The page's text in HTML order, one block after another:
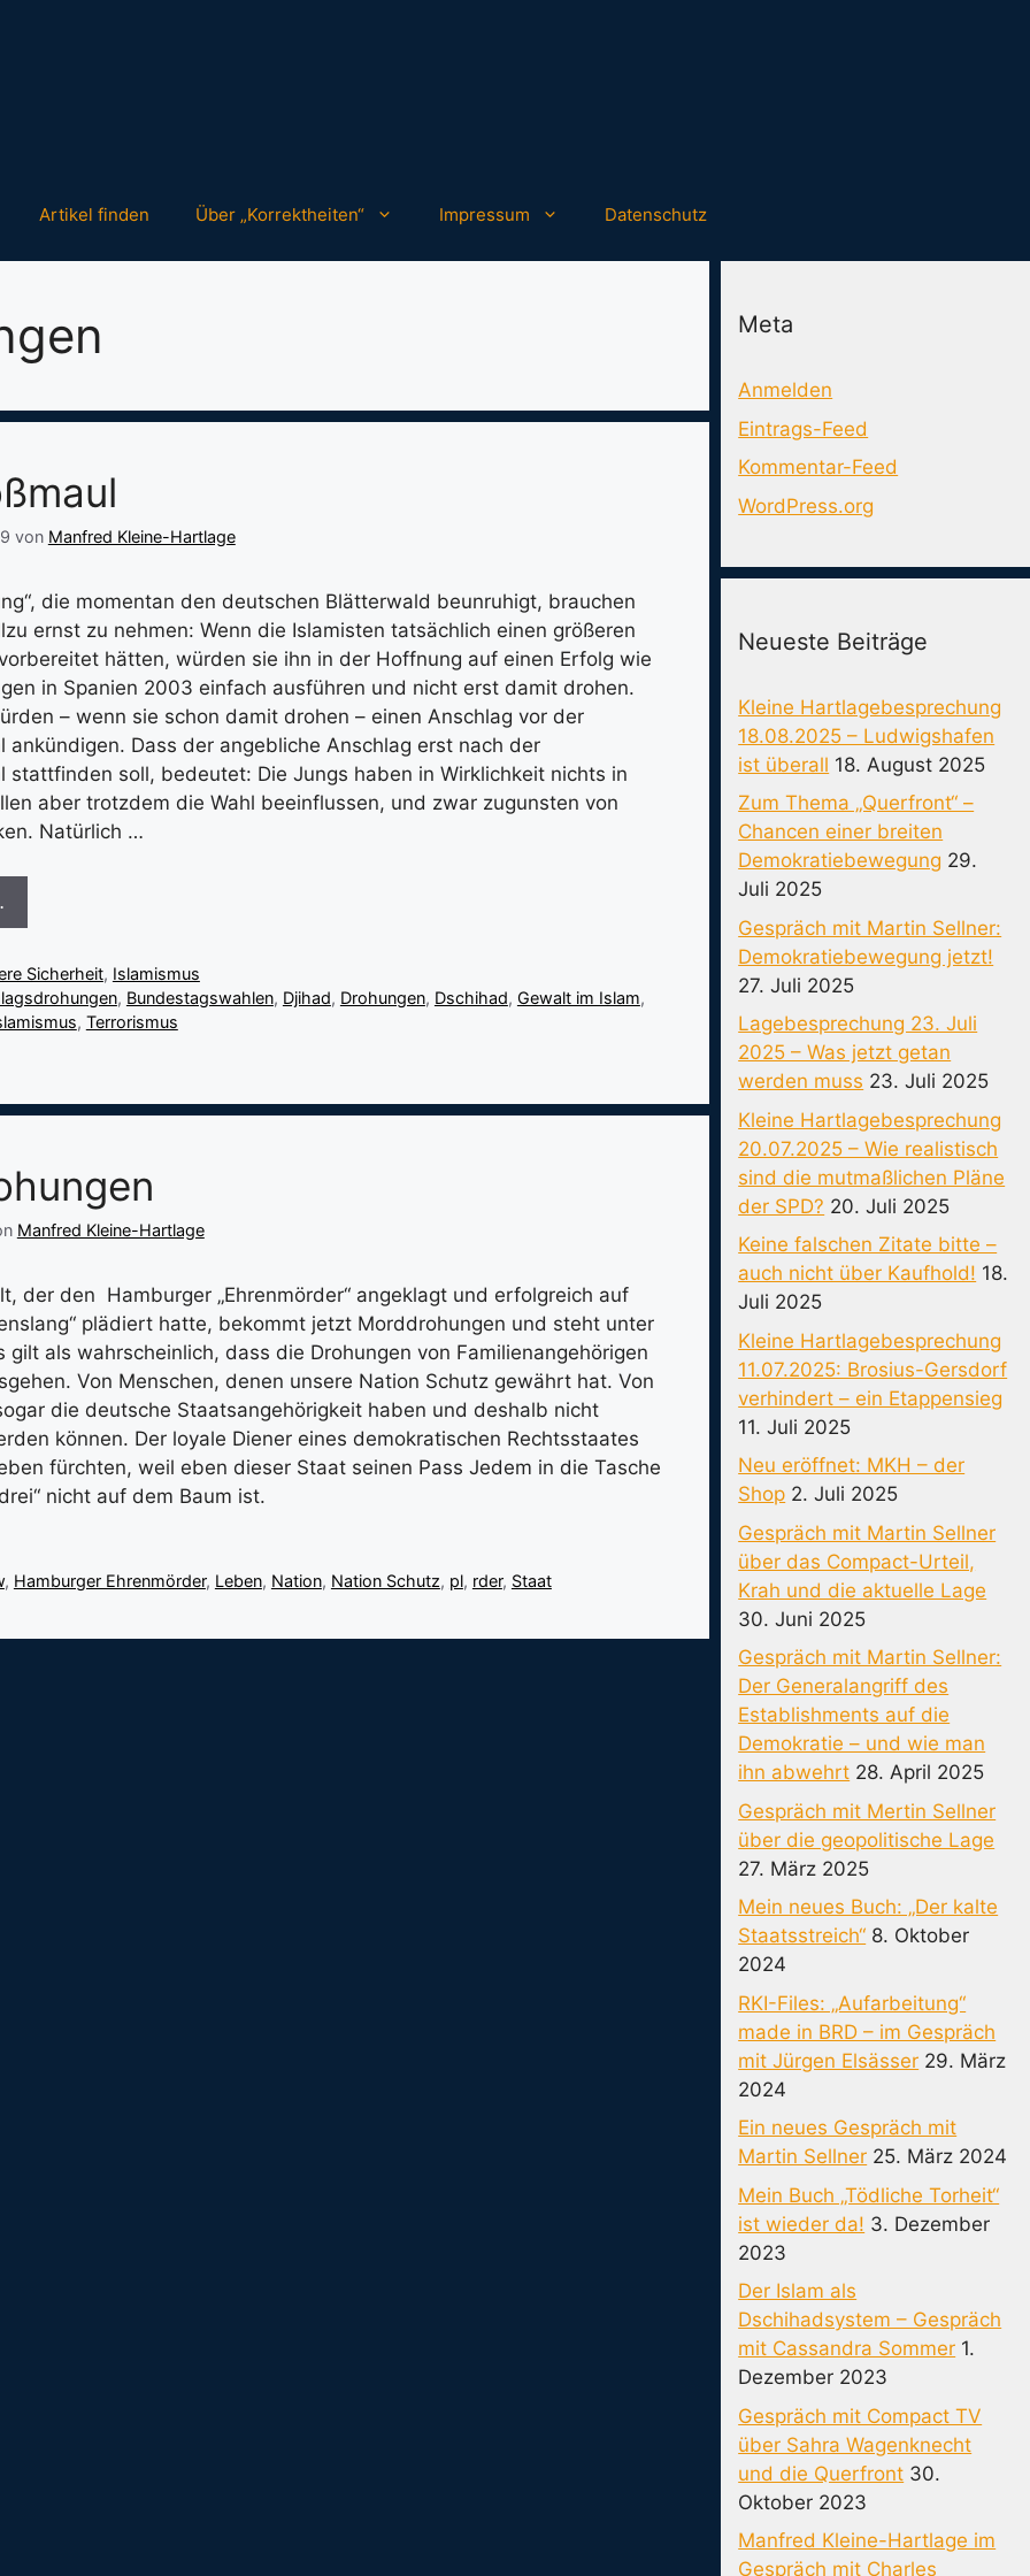
Artikel finden Über „Korrektheiten“ Impressum Datenschutz
von Manfred Kleine-Hartlage
die momentan den deutschen Blätterwald beunruhigt, brauchen
ernst zu nehmen: Wenn die Islamisten tatsächlich einen größeren
hätten, würden sie ihn in der Hoffnung auf einen Erfolg wie
in Spanien 2003 einfach ausführen und nicht erst damit drohen.
– wenn sie schon damit drohen – einen Anschlag vor der
ankündigen. Dass der angebliche Anschlag erst nach der
stattfinden soll, bedeutet: Die Jungs haben in Wirklichkeit nichts in
aber trotzdem die Wahl beeinflussen, und zwar zugunsten von
Natürlich …
Sicherheit, Islamismus
, Bundestagswahlen, Djihad, Drohungen, Dschihad, Gewalt im Islam,
, Terrorismus
Manfred Kleine-Hartlage
der den Hamburger „Ehrenmörder“ angeklagt und erfolgreich auf
plädiert hatte, bekommt jetzt Morddrohungen und steht unter
gilt als wahrscheinlich, dass die Drohungen von Familienangehörigen
Von Menschen, denen unsere Nation Schutz gewährt hat. Von
die deutsche Staatsangehörigkeit haben und deshalb nicht
können. Der loyale Diener eines demokratischen Rechtsstaates
fürchten, weil eben dieser Staat seinen Pass Jedem in die Tasche
nicht auf dem Baum ist.
, Hamburger Ehrenmörder, Leben, Nation, Nation Schutz, pl, rder, Staat
Meta
Anmelden
Eintrags-Feed
Kommentar-Feed
WordPress.org
Neueste Beiträge
Kleine Hartlagebesprechung
18.08.2025 – Ludwigshafen
ist überall 18. August 2025
Zum Thema „Querfront“ –
Chancen einer breiten
Demokratiebewegung 29.
Juli 2025
Gespräch mit Martin Sellner:
Demokratiebewegung jetzt!
27. Juli 2025
Lagebesprechung 23. Juli
2025 – Was jetzt getan
werden muss 23. Juli 2025
Kleine Hartlagebesprechung
20.07.2025 – Wie realistisch
sind die mutmaßlichen Pläne
der SPD? 20. Juli 2025
Keine falschen Zitate bitte –
auch nicht über Kaufhold! 18.
Juli 2025
Kleine Hartlagebesprechung
11.07.2025: Brosius-Gersdorf
verhindert – ein Etappensieg
11. Juli 2025
Neu eröffnet: MKH – der
Shop 2. Juli 2025
Gespräch mit Martin Sellner
über das Compact-Urteil,
Krah und die aktuelle Lage
30. Juni 2025
Gespräch mit Martin Sellner:
Der Generalangriff des
Establishments auf die
Demokratie – und wie man
ihn abwehrt 28. April 2025
Gespräch mit Mertin Sellner
über die geopolitische Lage
27. März 2025
Mein neues Buch: „Der kalte
Staatsstreich“ 8. Oktober
2024
RKI-Files: „Aufarbeitung“
made in BRD – im Gespräch
mit Jürgen Elsässer 29. März
2024
Ein neues Gespräch mit
Martin Sellner 25. März 2024
Mein Buch „Tödliche Torheit“
ist wieder da! 3. Dezember
2023
Der Islam als
Dschihadsystem – Gespräch
mit Cassandra Sommer 1.
Dezember 2023
Gespräch mit Compact TV
über Sahra Wagenknecht
und die Querfront 30.
Oktober 2023
Manfred Kleine-Hartlage im
Gespräch mit Charles